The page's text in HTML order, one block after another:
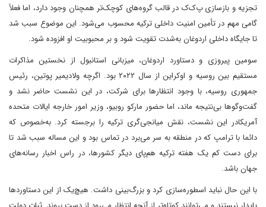
تجزیه و بازسازی پ‌ک‌ک در قالب گروه‌های کوچک‌تر همچنان وجود دارد، اما فعلاً
گامی مهم در تأمین امنیت داخلی ترکیه محسوب می‌شود. این موضوع سبب شد
تا جایگاه داخلی اردوغان به‌شدت تقویت شود و بر محبوبیت او افزوده شود.
سومین پیروزی و دستاورد اردوغان، میزبانی استانبول از نخستین مذاکرات
مستقیم بین روسیه و اوکراین از سال ۲۰۲۲ بود. اگرچه ولادیمیر پوتین، رئیس
جمهوری روسیه، با وجود انتظارها برای شرکت، در این نشست حاضر نشد و
گفت‌وگوها بی‌نتیجه ماند، اما حضور مارکو روبیو، وزیر امور خارجه ایالات متحده
آمریکادر این نشست، نقش میانجی‌گری ترکیه را برجسته کرد. به‌خصوص که
دائما با ترامپ که در منطقه به سر می‌برد در تماس بود و این مساله سبب شد تا
برای دست کم یک هفته ترکیه هم‌پای دیگر کشورها، در راس اخبار رسانه‌های
جهان باشد.
با این حال نباید اسطوره‌سازی کرد و بزرگ‌بینی داشت. هیچ‌یک از این دستاوردها